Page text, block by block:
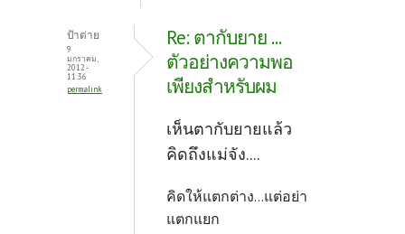
ป้าต่าย
9
มกราคม,
2012 -
11:36
permalink
Re: ตากับยาย ...
ตัวอย่างความพอ
เพียงสำหรับผม
เห็นตากับยายแล้ว
คิดถึงแม่จัง....
คิดให้แตกต่าง...แต่อย่า
แตกแยก